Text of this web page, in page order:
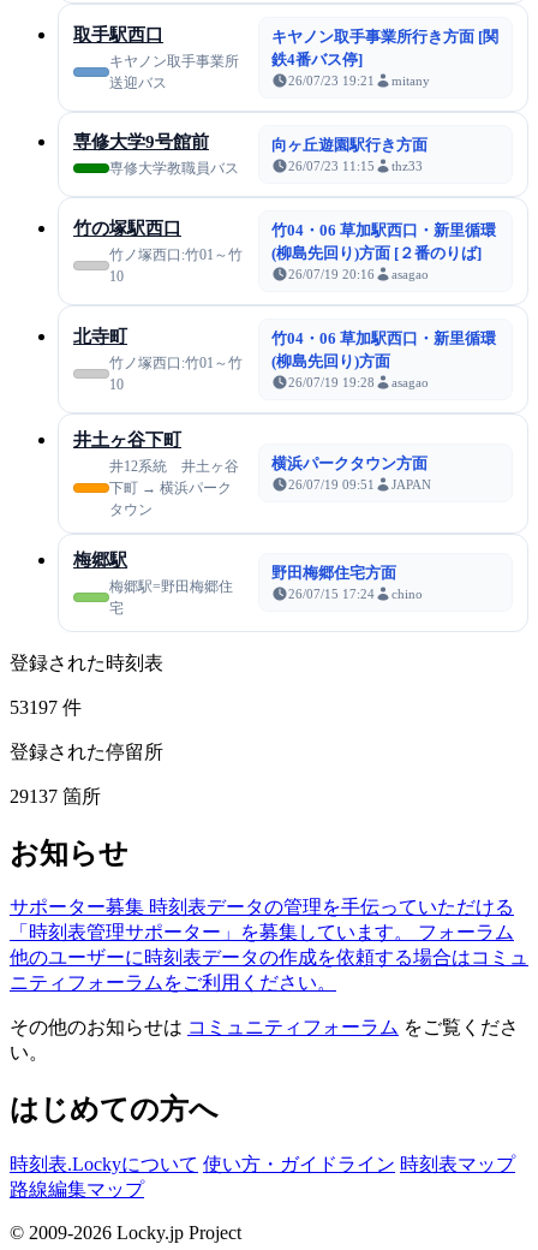
取手駅西口
キヤノン取手事業所
送迎バス
キヤノン取手事業所行き方面 [関
鉄4番バス停]
26/07/23 19:21 mitany
専修大学9号館前
専修大学教職員バス
向ヶ丘遊園駅行き方面
26/07/23 11:15 thz33
竹の塚駅西口
竹ノ塚西口:竹01～竹
10
竹04・06 草加駅西口・新里循環
(柳島先回り)方面 [２番のりば]
26/07/19 20:16 asagao
北寺町
竹ノ塚西口:竹01～竹
10
竹04・06 草加駅西口・新里循環
(柳島先回り)方面
26/07/19 19:28 asagao
井土ヶ谷下町
井12系統 井土ヶ谷
下町 → 横浜パーク
タウン
横浜パークタウン方面
26/07/19 09:51 JAPAN
梅郷駅
梅郷駅=野田梅郷住
宅
野田梅郷住宅方面
26/07/15 17:24 chino
登録された時刻表
53197 件
登録された停留所
29137 箇所
お知らせ
サポーター募集 時刻表データの管理を手伝っていただける
「時刻表管理サポーター」を募集しています。
フォーラム
他のユーザーに時刻表データの作成を依頼する場合はコミュ
ニティフォーラムをご利用ください。
その他のお知らせは コミュニティフォーラム をご覧くださ
い。
はじめての方へ
時刻表.Lockyについて 使い方・ガイドライン 時刻表マップ
路線編集マップ
© 2009-2026 Locky.jp Project